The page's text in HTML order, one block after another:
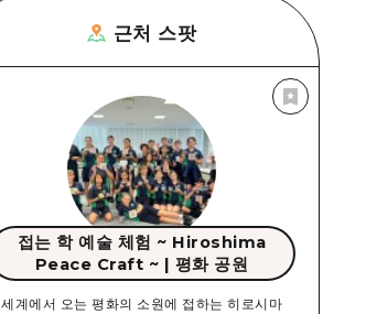
근처 스팟
접는 학 예술 체험 ~ Hiroshima
Peace Craft ~ | 평화 공원
세계에서 오는 평화의 소원에 접하는 히로시마